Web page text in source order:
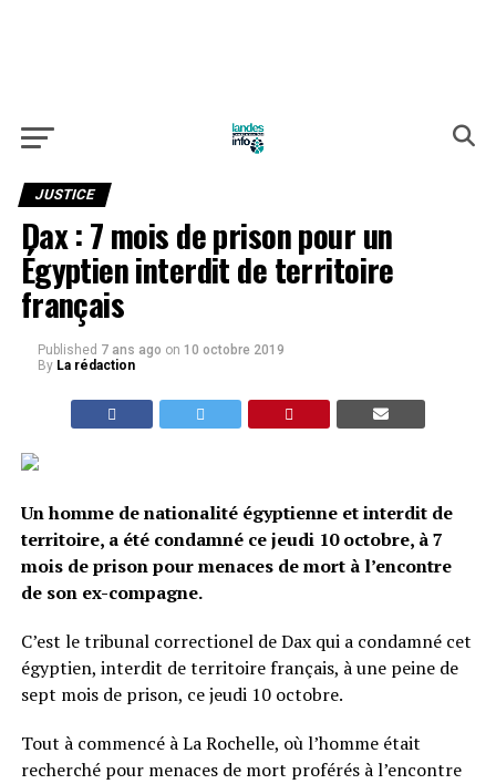
JUSTICE
Dax : 7 mois de prison pour un
Égyptien interdit de territoire
français
Published 7 ans ago on 10 octobre 2019
By La rédaction
Un homme de nationalité égyptienne et interdit de
territoire, a été condamné ce jeudi 10 octobre, à 7
mois de prison pour menaces de mort à l’encontre
de son ex-compagne.
C’est le tribunal correctionel de Dax qui a condamné cet
égyptien, interdit de territoire français, à une peine de
sept mois de prison, ce jeudi 10 octobre.
Tout à commencé à La Rochelle, où l’homme était
recherché pour menaces de mort proférés à l’encontre